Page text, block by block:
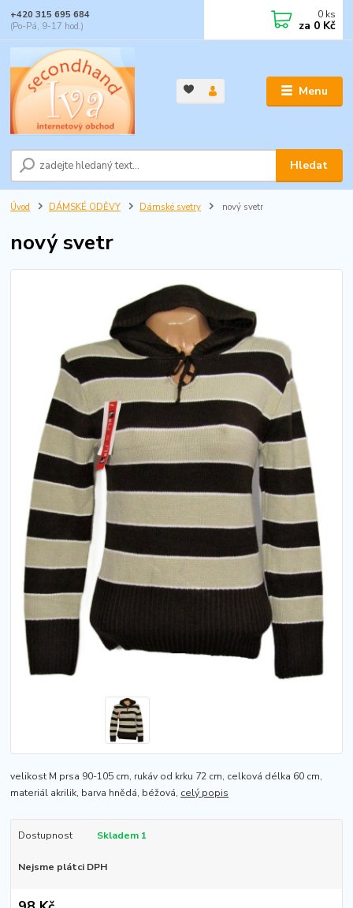
Menu
Hledat
+420 315 695 684
(Po-Pá, 9-17 hod.)
0 ks
za 0 Kč
Úvod DÁMSKÉ ODĚVY Dámské svetry nový svetr
nový svetr
velikost M prsa 90-105 cm, rukáv od krku 72 cm, celková délka 60 cm,
materiál akrilik, barva hnědá, béžová, celý popis
Dostupnost Skladem 1
Nejsme plátci DPH